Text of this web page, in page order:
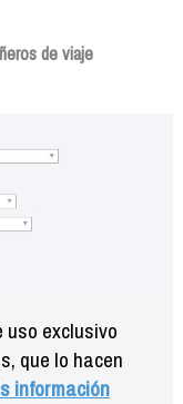
de viaje
exclusivo
que lo hacen
información